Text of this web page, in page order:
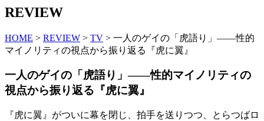
REVIEW
HOME > REVIEW > TV > 一人のゲイの「虎語り」――性的
マイノリティの視点から振り返る『虎に翼』
一人のゲイの「虎語り」――性的マイノリティの
視点から振り返る『虎に翼』
『虎に翼』がついに幕を閉じ、拍手を送りつつ、とらつばロ